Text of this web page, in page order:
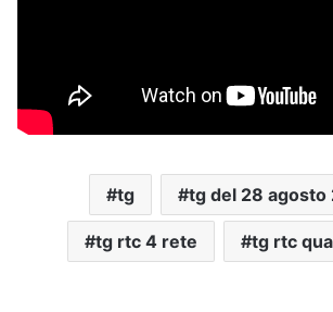
tg tg del 28 agosto
tg rtc 4 rete tg rtc